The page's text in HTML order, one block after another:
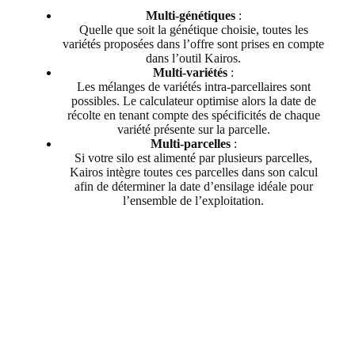
Multi-génétiques:
Quelle que soit la génétique choisie, toutes les
variétés proposées dans l’offre sont prises en compte
dans l’outil Kairos.
Multi-variétés :
Les mélanges de variétés intra-parcellaires sont
possibles. Le calculateur optimise alors la date de
récolte en tenant compte des spécificités de chaque
variété présente sur la parcelle.
Multi-parcelles:
Si votre silo est alimenté par plusieurs parcelles,
Kairos intègre toutes ces parcelles dans son calcul
afin de déterminer la date d’ensilage idéale pour
l’ensemble de l’exploitation.